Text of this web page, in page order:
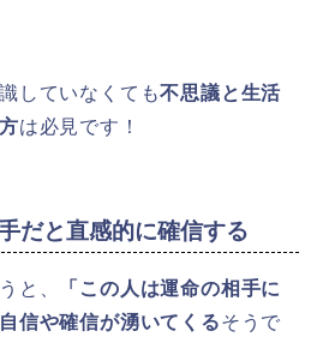
していなくても不思議と生活
は必見です！
だと直感的に確信する
と、
「この人は運命の相手に
信や確信が湧いてくるそうで